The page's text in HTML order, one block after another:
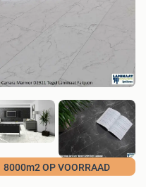
8000m2 OP VOORRAAD